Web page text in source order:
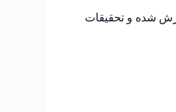
شده و تحقیقات